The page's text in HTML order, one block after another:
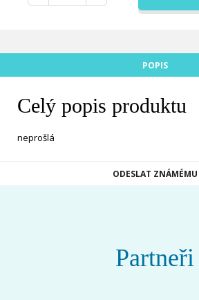
POPIS
Celý popis produktu
neprošlá
ODESLAT ZNÁMÉMU
Partneři